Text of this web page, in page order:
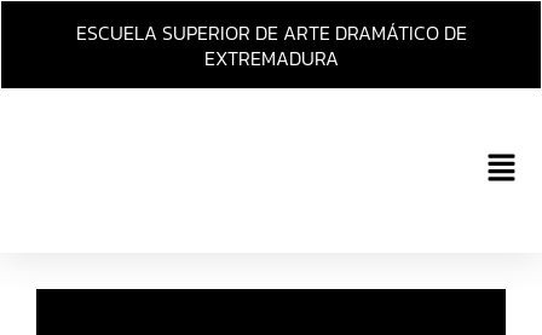
Ir
ESCUELA SUPERIOR DE ARTE DRAMÁTICO DE
EXTREMADURA
Main